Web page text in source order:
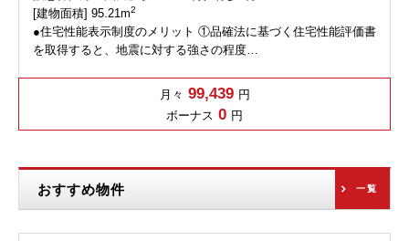
[建物面積] 95.21m2
●住宅性能表示制度のメリット ①品確法に基づく住宅性能評価書
を取得すると、地震に対する強さの程度…
月々 99,439 円
ボーナス 0 円
おすすめ物件 一覧